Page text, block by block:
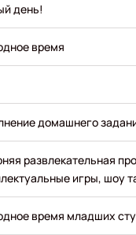
день!
время
домашнего
развлекательная
игры, шоу
время младших